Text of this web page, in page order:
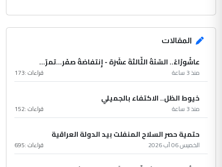
المقالات
عاشُورْاءُ.. السّنَةُ الثّالثةَ عشَرَة - إِنتفاضةُ صفَر…تمرّ...
منذ 3 ساعة قراءات :173
خيوط الظل.. الاكتفاء بالجميلي
منذ 3 ساعة قراءات :152
حتمية حصر السلاح المنفلت بيد الدولة العراقية
الخميس 06 آب 2026 قراءات :695